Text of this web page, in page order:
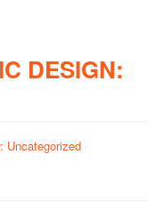
DESIGN:
Uncategorized